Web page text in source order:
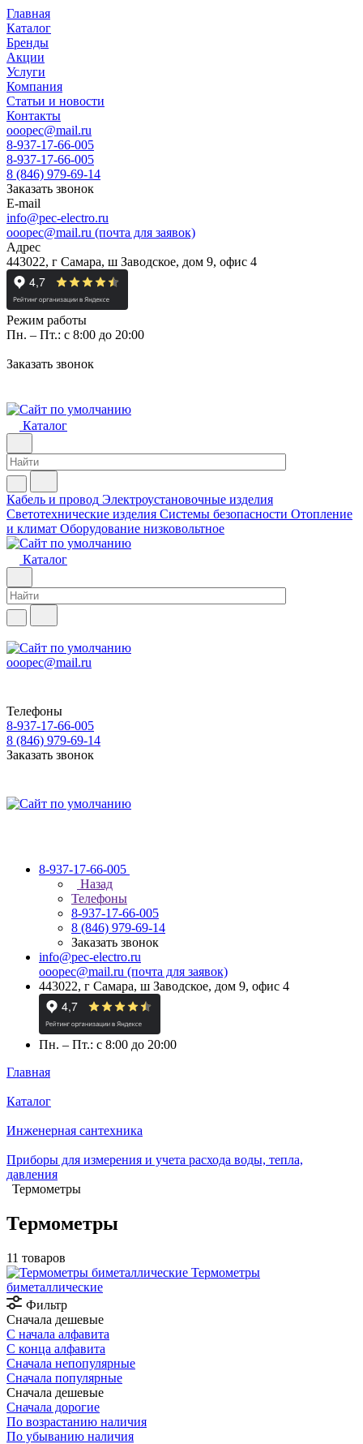
Главная
Каталог
Бренды
Акции
Услуги
Компания
Статьи и новости
Контакты
ooopec@mail.ru
8-937-17-66-005
8-937-17-66-005
8 (846) 979-69-14
Заказать звонок
E-mail
info@pec-electro.ru
ooopec@mail.ru (почта для заявок)
Адрес
443022, г Самара, ш Заводское, дом 9, офис 4
Режим работы
Пн. – Пт.: с 8:00 до 20:00
Заказать звонок
Каталог
Кабель и провод Электроустановочные изделия
Светотехнические изделия Системы безопасности Отопление
и климат Оборудование низковольтное
Каталог
ooopec@mail.ru
Телефоны
8-937-17-66-005
8 (846) 979-69-14
Заказать звонок
8-937-17-66-005
Назад
Телефоны
8-937-17-66-005
8 (846) 979-69-14
Заказать звонок
info@pec-electro.ru
ooopec@mail.ru (почта для заявок)
443022, г Самара, ш Заводское, дом 9, офис 4
Пн. – Пт.: с 8:00 до 20:00
Главная
Каталог
Инженерная сантехника
Приборы для измерения и учета расхода воды, тепла,
давления
Термометры
Термометры
11 товаров
Термометры
биметаллические
Фильтр
Сначала дешевые
С начала алфавита
С конца алфавита
Сначала непопулярные
Сначала популярные
Сначала дешевые
Сначала дорогие
По возрастанию наличия
По убыванию наличия